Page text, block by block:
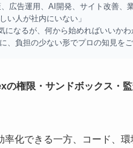
広告運用、AI開発、サイト改善、
い人が社内にいない」
になるが、何から始めればいいかわ
、負担の少ない形でプロの知見をご
の権限・サンドボックス・
率化できる一方、コード、